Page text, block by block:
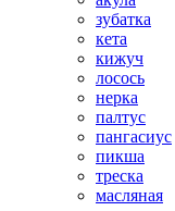
зубатка
кета
кижуч
лосось
нерка
палтус
пангасиус
пикша
треска
масляная